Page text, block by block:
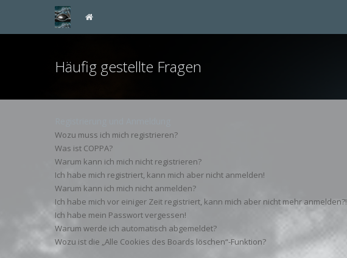
Häufig gestellte Fragen
Wozu muss ich mich registrieren?
Was ist COPPA?
Warum kann ich mich nicht registrieren?
Ich habe mich registriert, kann mich aber nicht anmelden!
Warum kann ich mich nicht anmelden?
Ich habe mich vor einiger Zeit registriert, kann mich aber nicht mehr anmelden?!
Ich habe mein Passwort vergessen!
Warum werde ich automatisch abgemeldet?
Wozu ist die „Alle Cookies des Boards löschen“-Funktion?